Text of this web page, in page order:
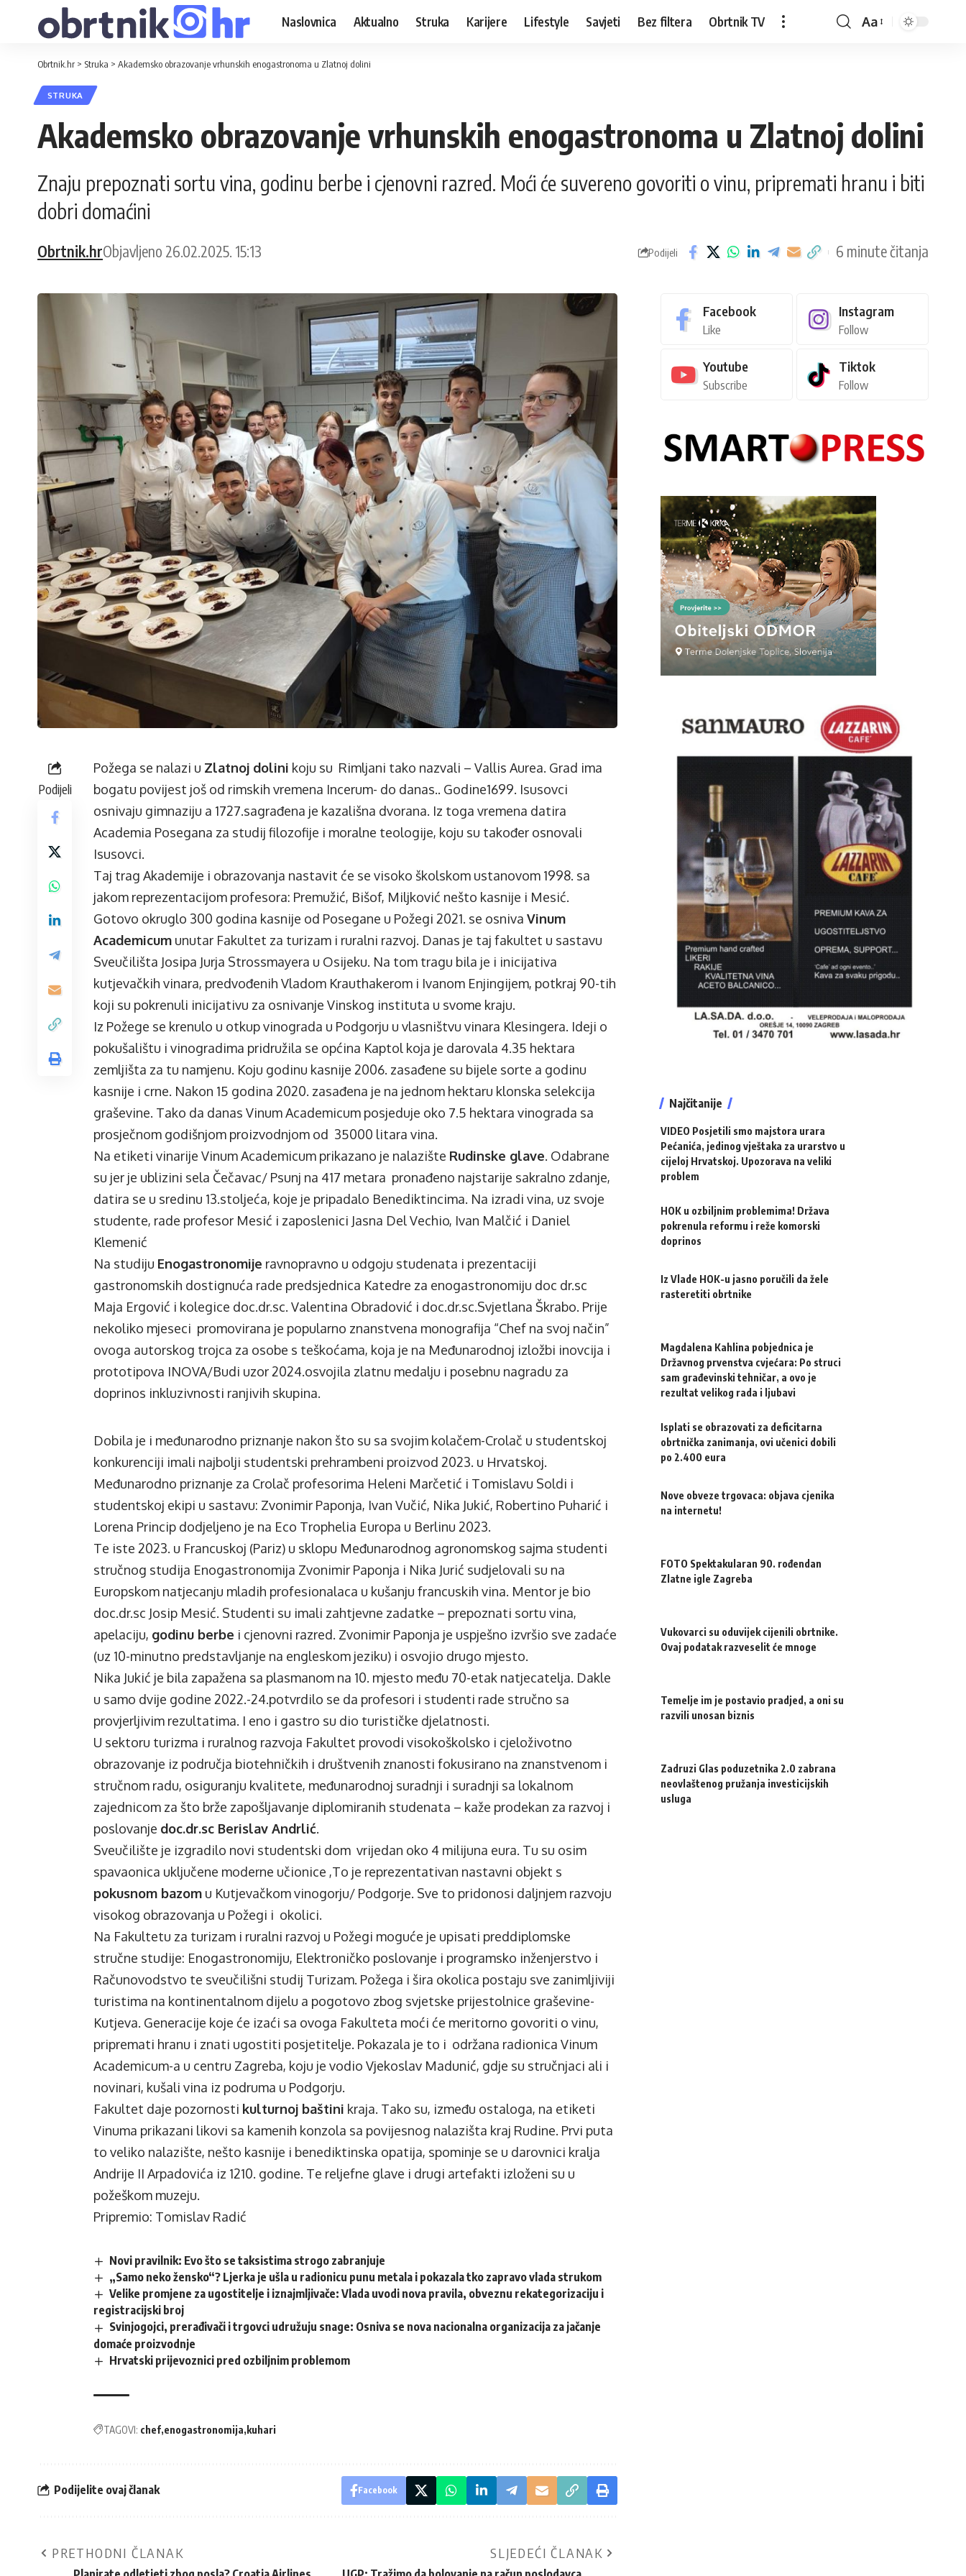
Naslovnica Aktualno Struka Karijere Lifestyle Savjeti Bez filtera Obrtnik TV Aa
Obrtnik.hr > Struka > Akademsko obrazovanje vrhunskih enogastronoma u Zlatnoj dolini
STRUKA
Akademsko obrazovanje vrhunskih enogastronoma u Zlatnoj dolini
Znaju prepoznati sortu vina, godinu berbe i cjenovni razred. Moći će suvereno govoriti o vinu, pripremati hranu i biti
dobri domaćini
Obrtnik.hrObjavljeno 26.02.2025. 15:13 Podijeli 6 minute čitanja
Podijeli
Požega se nalazi u Zlatnoj dolini koju su Rimljani tako nazvali – Vallis Aurea. Grad ima
bogatu povijest još od rimskih vremena Incerum- do danas.. Godine1699. Isusovci
osnivaju gimnaziju a 1727.sagrađena je kazališna dvorana. Iz toga vremena datira
Academia Posegana za studij filozofije i moralne teologije, koju su također osnovali
Isusovci.
Taj trag Akademije i obrazovanja nastavit će se visoko školskom ustanovom 1998. sa
jakom reprezentacijom profesora: Premužić, Bišof, Miljković nešto kasnije i Mesić.
Gotovo okruglo 300 godina kasnije od Posegane u Požegi 2021. se osniva Vinum
Academicum unutar Fakultet za turizam i ruralni razvoj. Danas je taj fakultet u sastavu
Sveučilišta Josipa Jurja Strossmayera u Osijeku. Na tom tragu bila je i inicijativa
kutjevačkih vinara, predvođenih Vladom Krauthakerom i Ivanom Enjingijem, potkraj 90-tih
koji su pokrenuli inicijativu za osnivanje Vinskog instituta u svome kraju.
Iz Požege se krenulo u otkup vinograda u Podgorju u vlasništvu vinara Klesingera. Ideji o
pokušalištu i vinogradima pridružila se općina Kaptol koja je darovala 4.35 hektara
zemljišta za tu namjenu. Koju godinu kasnije 2006. zasađene su bijele sorte a godinu
kasnije i crne. Nakon 15 godina 2020. zasađena je na jednom hektaru klonska selekcija
graševine. Tako da danas Vinum Academicum posjeduje oko 7.5 hektara vinograda sa
prosječnom godišnjom proizvodnjom od 35000 litara vina.
Na etiketi vinarije Vinum Academicum prikazano je nalazište Rudinske glave. Odabrane
su jer je ublizini sela Čečavac/ Psunj na 417 metara pronađeno najstarije sakralno zdanje,
datira se u sredinu 13.stoljeća, koje je pripadalo Benediktincima. Na izradi vina, uz svoje
studente, rade profesor Mesić i zaposlenici Jasna Del Vechio, Ivan Malčić i Daniel
Klemenić
Na studiju Enogastronomije ravnopravno u odgoju studenata i prezentaciji
gastronomskih dostignuća rade predsjednica Katedre za enogastronomiju doc dr.sc
Maja Ergović i kolegice doc.dr.sc. Valentina Obradović i doc.dr.sc.Svjetlana Škrabo. Prije
nekoliko mjeseci promovirana je popularno znanstvena monografija “Chef na svoj način”
ovoga autorskog trojca za osobe s teškoćama, koja je na Međunarodnoj izložbi inovcija i
prototipova INOVA/Budi uzor 2024.osvojila zlatnu medalju i posebnu nagradu za
doprinos inkluzivnosti ranjivih skupina.
Dobila je i međunarodno priznanje nakon što su sa svojim kolačem-Crolač u studentskoj
konkurenciji imali najbolji studentski prehrambeni proizvod 2023. u Hrvatskoj.
Međunarodno priznanje za Crolač profesorima Heleni Marčetić i Tomislavu Soldi i
studentskoj ekipi u sastavu: Zvonimir Paponja, Ivan Vučić, Nika Jukić, Robertino Puharić i
Lorena Princip dodjeljeno je na Eco Trophelia Europa u Berlinu 2023.
Te iste 2023. u Francuskoj (Pariz) u sklopu Međunarodnog agronomskog sajma studenti
stručnog studija Enogastronomija Zvonimir Paponja i Nika Jurić sudjelovali su na
Europskom natjecanju mladih profesionalaca u kušanju francuskih vina. Mentor je bio
doc.dr.sc Josip Mesić. Studenti su imali zahtjevne zadatke – prepoznati sortu vina,
apelaciju, godinu berbe i cjenovni razred. Zvonimir Paponja je uspješno izvršio sve zadaće
(uz 10-minutno predstavljanje na engleskom jeziku) i osvojio drugo mjesto.
Nika Jukić je bila zapažena sa plasmanom na 10. mjesto među 70-etak natjecatelja. Dakle
u samo dvije godine 2022.-24.potvrdilo se da profesori i studenti rade stručno sa
provjerljivim rezultatima. I eno i gastro su dio turističke djelatnosti.
U sektoru turizma i ruralnog razvoja Fakultet provodi visokoškolsko i cjeloživotno
obrazovanje iz područja biotehničkih i društvenih znanosti fokusirano na znanstvenom i
stručnom radu, osiguranju kvalitete, međunarodnoj suradnji i suradnji sa lokalnom
zajednicom za što brže zapošljavanje diplomiranih studenata – kaže prodekan za razvoj i
poslovanje doc.dr.sc Berislav Andrlić.
Sveučilište je izgradilo novi studentski dom vrijedan oko 4 milijuna eura. Tu su osim
spavaonica uključene moderne učionice ,To je reprezentativan nastavni objekt s
pokusnom bazom u Kutjevačkom vinogorju/ Podgorje. Sve to pridonosi daljnjem razvoju
visokog obrazovanja u Požegi i okolici.
Na Fakultetu za turizam i ruralni razvoj u Požegi moguće je upisati preddiplomske
stručne studije: Enogastronomiju, Elektroničko poslovanje i programsko inženjerstvo i
Računovodstvo te sveučilišni studij Turizam. Požega i šira okolica postaju sve zanimljiviji
turistima na kontinentalnom dijelu a pogotovo zbog svjetske prijestolnice graševine-
Kutjeva. Generacije koje će izaći sa ovoga Fakulteta moći će meritorno govoriti o vinu,
pripremati hranu i znati ugostiti posjetitelje. Pokazala je to i održana radionica Vinum
Academicum-a u centru Zagreba, koju je vodio Vjekoslav Madunić, gdje su stručnjaci ali i
novinari, kušali vina iz podruma u Podgorju.
Fakultet daje pozornosti kulturnoj baštini kraja. Tako su, između ostaloga, na etiketi
Vinuma prikazani likovi sa kamenih konzola sa povijesnog nalazišta kraj Rudine. Prvi puta
to veliko nalazište, nešto kasnije i benediktinska opatija, spominje se u darovnici kralja
Andrije II Arpadovića iz 1210. godine. Te reljefne glave i drugi artefakti izloženi su u
požeškom muzeju.
Pripremio: Tomislav Radić
Novi pravilnik: Evo što se taksistima strogo zabranjuje
„Samo neko žensko“? Ljerka je ušla u radionicu punu metala i pokazala tko zapravo vlada strukom
Velike promjene za ugostitelje i iznajmljivače: Vlada uvodi nova pravila, obveznu rekategorizaciju i
registracijski broj
Svinjogojci, prerađivači i trgovci udružuju snage: Osniva se nova nacionalna organizacija za jačanje
domaće proizvodnje
Hrvatski prijevoznici pred ozbiljnim problemom
TAGOVI: chef enogastronomija kuhari
Podijelite ovaj članak Facebook
PRETHODNI ČLANAK SLJEDEĆI ČLANAK
Facebook
Like
Instagram
Follow
Youtube
Subscribe
Tiktok
Follow
Najčitanije
VIDEO Posjetili smo majstora urara
Pećanića, jedinog vještaka za urarstvo u
cijeloj Hrvatskoj. Upozorava na veliki
problem
HOK u ozbiljnim problemima! Država
pokrenula reformu i reže komorski
doprinos
Iz Vlade HOK-u jasno poručili da žele
rasteretiti obrtnike
Magdalena Kahlina pobjednica je
Državnog prvenstva cvjećara: Po struci
sam građevinski tehničar, a ovo je
rezultat velikog rada i ljubavi
Isplati se obrazovati za deficitarna
obrtnička zanimanja, ovi učenici dobili
po 2.400 eura
Nove obveze trgovaca: objava cjenika
na internetu!
FOTO Spektakularan 90. rođendan
Zlatne igle Zagreba
Vukovarci su oduvijek cijenili obrtnike.
Ovaj podatak razveselit će mnoge
Temelje im je postavio pradjed, a oni su
razvili unosan biznis
Zadruzi Glas poduzetnika 2.0 zabrana
neovlaštenog pružanja investicijskih
usluga